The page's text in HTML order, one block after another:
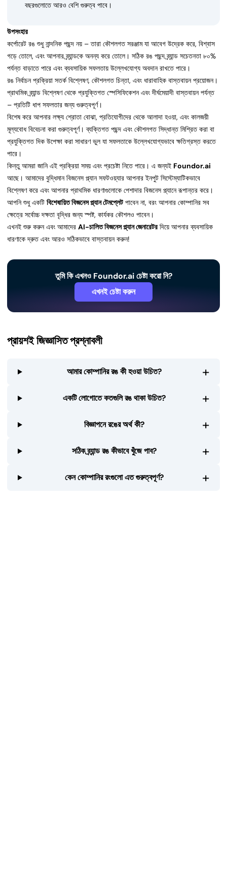
বছরগুলোতে আরও বেশি গুরুত্ব পাবে।
উপসংহার
কর্পোরেট রঙ শুধু নান্দনিক পছন্দ নয় – তারা কৌশলগত সরঞ্জাম যা আবেগ উদ্রেক করে, বিশ্বাস
গড়ে তোলে, এবং আপনার ব্র্যান্ডকে অনন্য করে তোলে। সঠিক রঙ পছন্দ ব্র্যান্ড সচেতনতা ৮০%
পর্যন্ত বাড়াতে পারে এবং ব্যবসায়িক সফলতায় উল্লেখযোগ্য অবদান রাখতে পারে।
রঙ নির্বাচন প্রক্রিয়া সতর্ক বিশ্লেষণ, কৌশলগত চিন্তা, এবং ধারাবাহিক বাস্তবায়ন প্রয়োজন।
প্রাথমিক ব্র্যান্ড বিশ্লেষণ থেকে প্রযুক্তিগত স্পেসিফিকেশন এবং দীর্ঘমেয়াদী বাস্তবায়ন পর্যন্ত
– প্রতিটি ধাপ সফলতার জন্য গুরুত্বপূর্ণ।
বিশেষ করে আপনার লক্ষ্য শ্রোতা বোঝা, প্রতিযোগীদের থেকে আলাদা হওয়া, এবং কালজয়ী
মূল্যবোধ বিবেচনা করা গুরুত্বপূর্ণ। ব্যক্তিগত পছন্দ এবং কৌশলগত সিদ্ধান্ত মিশ্রিত করা বা
প্রযুক্তিগত দিক উপেক্ষা করা সাধারণ ভুল যা সফলতাকে উল্লেখযোগ্যভাবে ক্ষতিগ্রস্ত করতে
পারে।
কিন্তু আমরা জানি এই প্রক্রিয়া সময় এবং প্রচেষ্টা নিতে পারে। এ জন্যই Foundor.ai
আছে। আমাদের বুদ্ধিমান বিজনেস প্ল্যান সফটওয়্যার আপনার ইনপুট সিস্টেম্যাটিকভাবে
বিশ্লেষণ করে এবং আপনার প্রাথমিক ধারণাগুলোকে পেশাদার বিজনেস প্ল্যানে রূপান্তর করে।
আপনি শুধু একটি বিশেষায়িত বিজনেস প্ল্যান টেমপ্লেটপাবেন না, বরং আপনার কোম্পানির সব
ক্ষেত্রে সর্বোচ্চ দক্ষতা বৃদ্ধির জন্য স্পষ্ট, কার্যকর কৌশলও পাবেন।
এখনই শুরু করুন এবং আমাদের AI-চালিত বিজনেস প্ল্যান জেনারেটরদিয়ে আপনার ব্যবসায়িক
ধারণাকে দ্রুত এবং আরও সঠিকভাবে বাস্তবায়ন করুন!
তুমি কি এখনও Foundor.ai চেষ্টা করো নি?
এখনই চেষ্টা করুন
প্রায়শই জিজ্ঞাসিত প্রশ্নাবলী
আমার কোম্পানির রঙ কী হওয়া উচিত? +
একটি লোগোতে কতগুলি রঙ থাকা উচিত? +
বিজ্ঞাপনে রঙের অর্থ কী? +
সঠিক ব্র্যান্ড রঙ কীভাবে খুঁজে পাব? +
কেন কোম্পানির রংগুলো এত গুরুত্বপূর্ণ? +